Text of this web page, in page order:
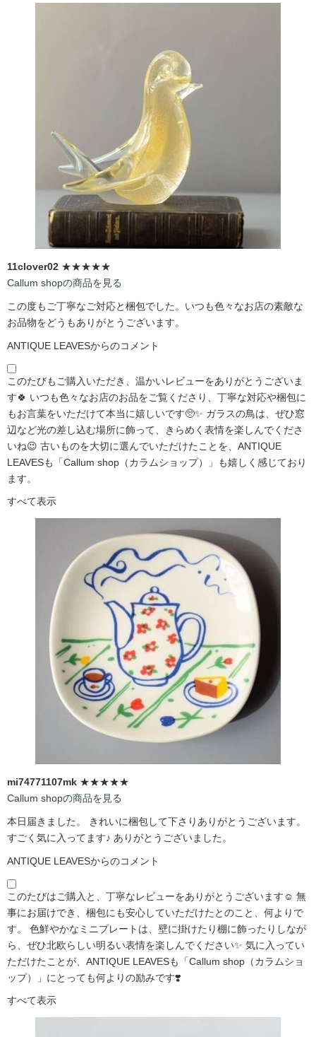
11clover02 ★★★★★
Callum shopの商品を見る
この度もご丁寧なご対応と梱包でした。いつも色々なお店の素敵な
お品物をどうもありがとうございます。
ANTIQUE LEAVESからのコメント
このたびもご購入いただき、温かいレビューをありがとうございま
す🍀 いつも色々なお店のお品をご覧くださり、丁寧な対応や梱包に
もお言葉をいただけて本当に嬉しいです🥺✨ ガラスの鳥は、ぜひ窓
辺など光の差し込む場所に飾って、きらめく表情を楽しんでくださ
いね😉 古いものを大切に選んでいただけたことを、ANTIQUE
LEAVESも「Callum shop（カラムショップ）」も嬉しく感じており
ます。
すべて表示
mi74771107mk ★★★★★
Callum shopの商品を見る
本日届きました。 きれいに梱包して下さりありがとうございます。
すごく気に入ってます♪ ありがとうございました。
ANTIQUE LEAVESからのコメント
このたびはご購入と、丁寧なレビューをありがとうございます☺️ 無
事にお届けでき、梱包にも安心していただけたとのこと、何よりで
す。 色鮮やかなミニプレートは、壁に掛けたり棚に飾ったりしなが
ら、ぜひ北欧らしい明るい表情を楽しんでください✨ 気に入ってい
ただけたことが、ANTIQUE LEAVESも「Callum shop（カラムショ
ップ）」にとっても何よりの励みです❣️
すべて表示